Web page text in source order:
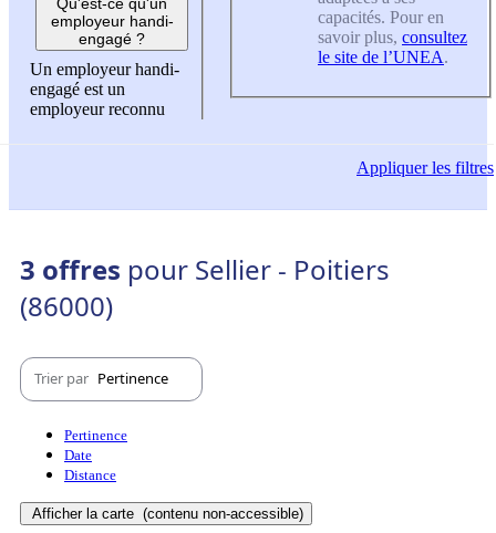
Qu'est-ce qu'un
employeur handi-
engagé ?
Un employeur handi-
engagé est un
employeur reconnu
capacités. Pour en
savoir plus, consultez
le site de l’UNEA.
Appliquerles filtres
3 offres pour Sellier - Poitiers
(86000)
Trier par Pertinence
Pertinence
Date
Distance
Afficher la carte (contenu non-accessible)